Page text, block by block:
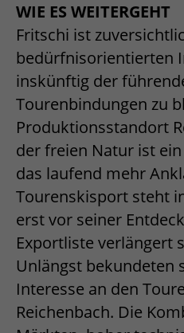
WIE ES WEITERGEHT
Fritschi ist
bedürfnisorientierten
inskünftig der
Tourenbindungen zu
Produktionsstandort
der freien Natur ist
das laufend mehr
Tourenskisport steht
erst vor seiner
Exportliste verlängert
Unlängst bekundeten
Interesse an den
Reichenbach. Die